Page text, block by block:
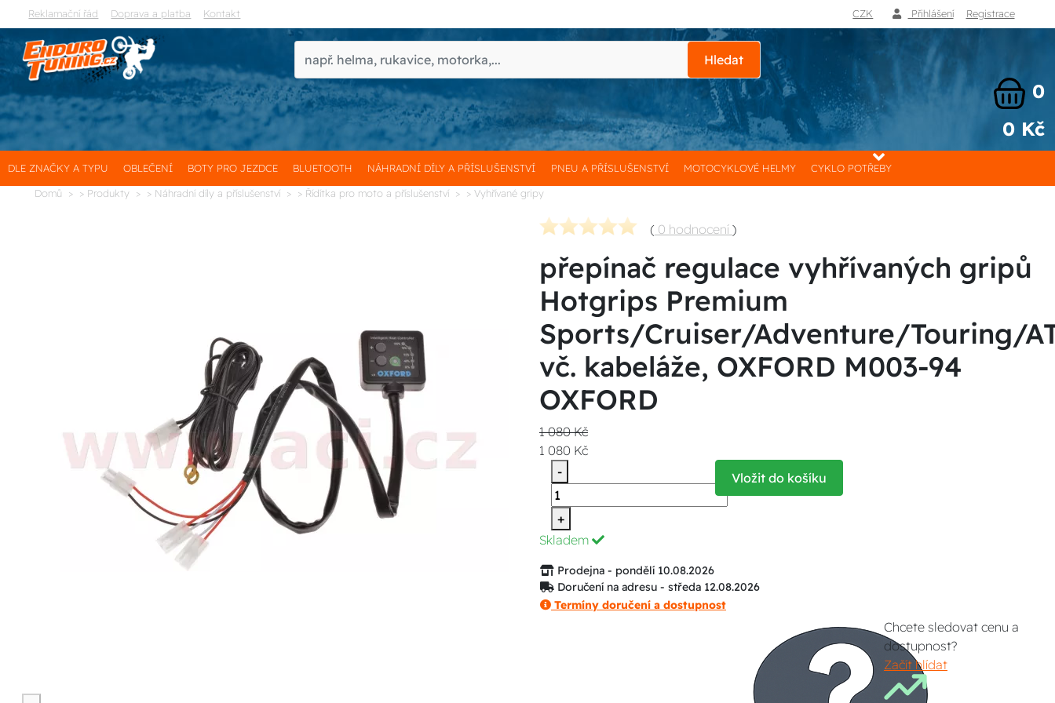
Reklamační řád Doprava a platba Kontakt CZK Přihlášení Registrace
Hledat
0
0 Kč
DLE ZNAČKY A TYPU OBLEČENÍ BOTY PRO JEZDCE BLUETOOTH NÁHRADNÍ DÍLY A PŘÍSLUŠENSTVÍ PNEU A PŘÍSLUŠENSTVÍ MOTOCYKLOVÉ HELMY CYKLO POTŘEBY
Domů > Produkty > Náhradní díly a příslušenství > Řídítka pro moto a příslušenství > Vyhřívané gripy
( 0 hodnocení )
přepínač regulace vyhřívaných gripů
Hotgrips Premium
Sports/Cruiser/Adventure/Touring/
vč. kabeláže, OXFORD M003-94
OXFORD
1 080 Kč
1 080 Kč
-
+
Vložit do košíku
Skladem
Prodejna - pondělí 10.08.2026
Doručení na adresu - středa 12.08.2026
Termíny doručení a dostupnost
Chcete sledovat cenu a
dostupnost?
Začít hlídat